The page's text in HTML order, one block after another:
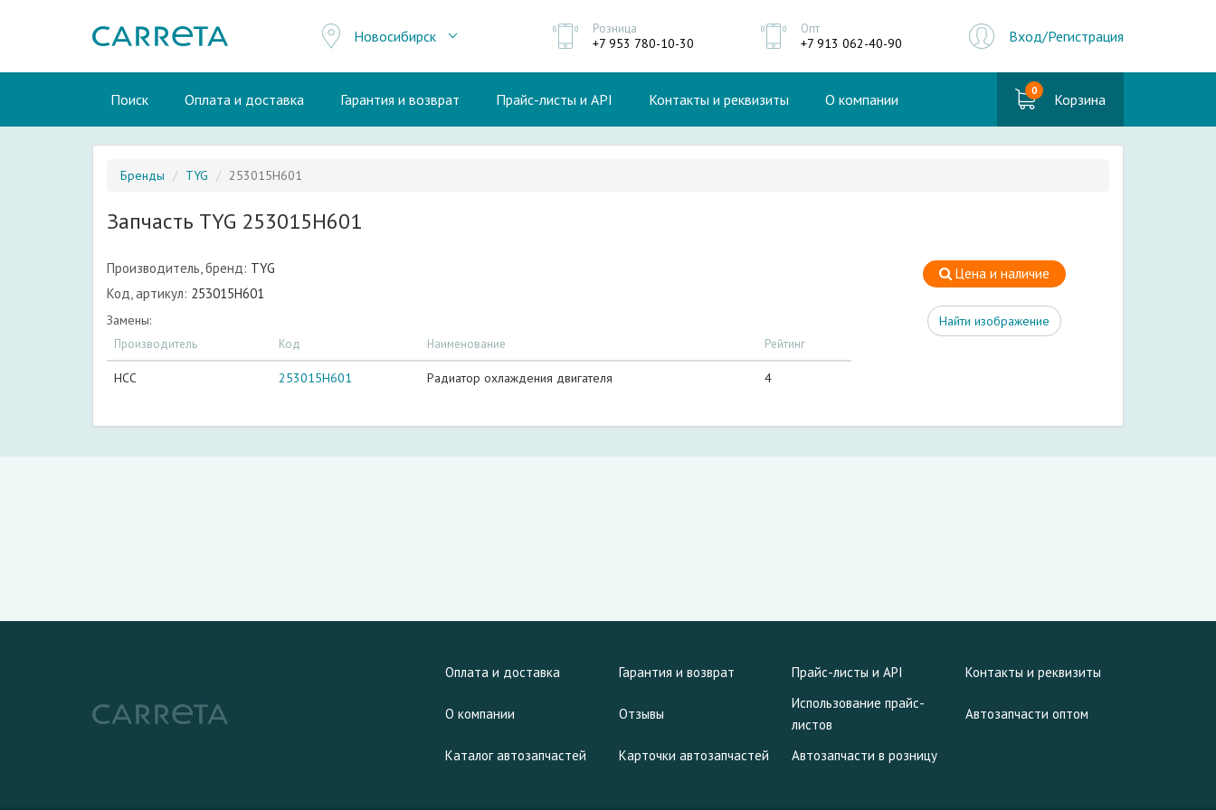
Новосибирск Розница
+7 953 780-10-30
Опт
+7 913 062-40-90 Вход/Регистрация
Поиск Оплата и доставка Гарантия и возврат Прайс-листы и API Контакты и реквизиты О компании 0 Корзина
Бренды TYG 253015H601
Запчасть TYG 253015H601
Производитель, бренд: TYG
Код, артикул: 253015H601
Замены:
Производитель Код Наименование Рейтинг
HCC 253015H601 Радиатор охлаждения двигателя 4
Цена и наличие
Найти изображение
Оплата и доставка Гарантия и возврат Прайс-листы и API Контакты и реквизиты
О компании Отзывы
Использование прайс-
листов
Автозапчасти оптом
Каталог автозапчастей Карточки автозапчастей Автозапчасти в розницу